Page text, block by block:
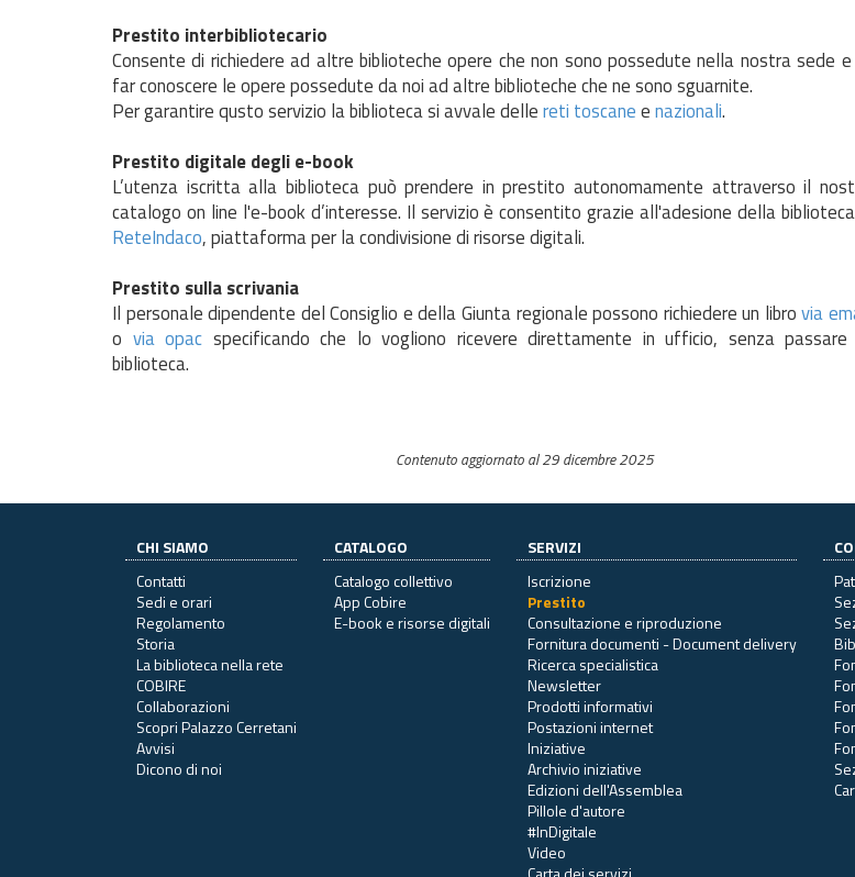
Prestito interbibliotecario
Consente di richiedere ad altre biblioteche opere che non sono possedute nella nostra sede
far conoscere le opere possedute da noi ad altre biblioteche che ne sono sguarnite.
Per garantire qusto servizio la biblioteca si avvale dellereti toscaneenazionali.
Prestito digitale degli e-book
L’utenza iscritta alla biblioteca può prendere in prestito autonomamente attraverso il
catalogo on line l'e-book d’interesse. Il servizio è consentito grazie all'adesione della
ReteIndaco, piattaforma per la condivisione di risorse digitali.
Prestito sulla scrivania
Il personale dipendente del Consiglio e della Giunta regionale possono richiedere un librovia
o via opac specificando che lo vogliono ricevere direttamente in ufficio, senza passare
biblioteca.
Contenuto aggiornato al 29 dicembre 2025
CHI SIAMO
Contatti
Sedi e orari
Regolamento
Storia
La biblioteca nella rete
COBIRE
Collaborazioni
Scopri Palazzo Cerretani
Avvisi
Dicono di noi
CATALOGO
Catalogo collettivo
App Cobire
E-book e risorse digitali
SERVIZI
Iscrizione
Prestito
Consultazione e riproduzione
Fornitura documenti - Document delivery
Ricerca specialistica
Newsletter
Prodotti informativi
Postazioni internet
Iniziative
Archivio iniziative
Edizioni dell'Assemblea
Pillole d'autore
#InDigitale
Video